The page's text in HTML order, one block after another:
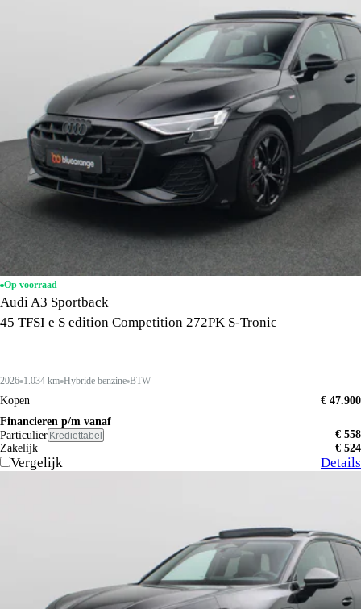
Op voorraad
Audi A3 Sportback
45 TFSI e S edition Competition 272PK S-Tronic
2026 1.034 km Hybride benzine BTW
Kopen
€ 47.900
Financieren p/m vanaf
Particulier Krediettabel
€ 558
Zakelijk
€ 524
Vergelijk Details